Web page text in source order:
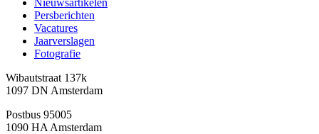
Persberichten
Vacatures
Jaarverslagen
Fotografie
Wibautstraat 137k
1097 DN Amsterdam
Postbus 95005
1090 HA Amsterdam